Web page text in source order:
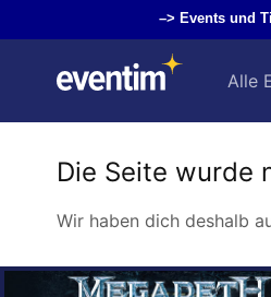
–> Events und